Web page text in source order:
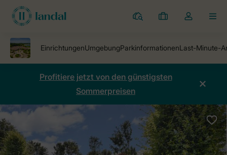
Ferienparks
Meine
Dropdown-
öffnen
Profitiere jetzt von den günstigsten
Sommerpreisen